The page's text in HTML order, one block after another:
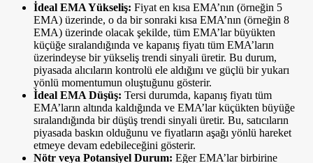
İdeal EMA Yükseliş: Fiyat en kısa EMA’nın (örneğin 5
EMA) üzerinde, o da bir sonraki kısa EMA’nın (örneğin 8
EMA) üzerinde olacak şekilde, tüm EMA’lar büyükten
küçüğe sıralandığında ve kapanış fiyatı tüm EMA’ların
üzerindeyse bir yükseliş trendi sinyali üretir. Bu durum,
piyasada alıcıların kontrolü ele aldığını ve güçlü bir yukarı
yönlü momentumun oluştuğunu gösterir.
İdeal EMA Düşüş: Tersi durumda, kapanış fiyatı tüm
EMA’ların altında kaldığında ve EMA’lar küçükten büyüğe
sıralandığında bir düşüş trendi sinyali üretir. Bu, satıcıların
piyasada baskın olduğunu ve fiyatların aşağı yönlü hareket
etmeye devam edebileceğini gösterir.
Nötr veya Potansiyel Durum: Eğer EMA’lar birbirine